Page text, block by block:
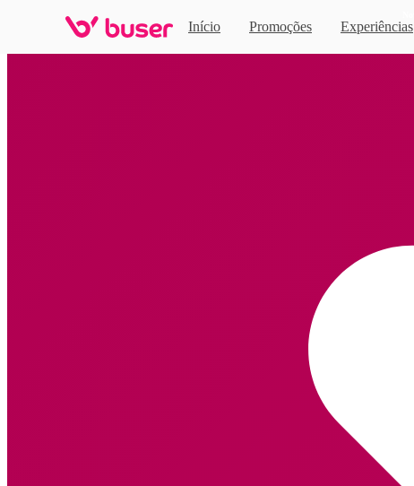
Início Promoções Experiências
Home